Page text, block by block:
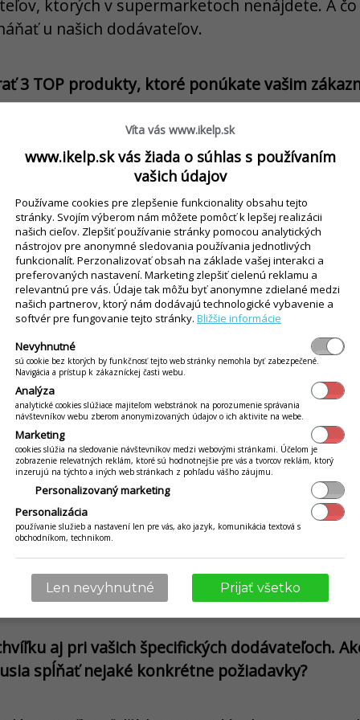
ktorých v supermarketoch nenájdete. A
u našich dodávateľov.
3 TOP produkty, ktoré ponúkate vašim
dezert s čokoládou. Je absolútnym
rodinnej farmy až pri Valašskom Meziříčí, ktorá
paradoxne sa tak trafili do chute Seničanov,
ho rodina Masaříkov v Uherskom Hradišti už
vnučky, ktoré sú štvrtou generáciou
chlieb, už sa v pekárni objavuje aj piata
– súkané v Pekárni Pagáčik rodinou
do dokonalosti. Cesto sa krásne odlupuje a je
pohľad, aj keď je možné, že odpovede sa
Ktoré produkty sú vo vašich potravinách
na kváskovanie, keďže veľa ľudí je doma a
chlebíka. Veľmi dobre sa nám začalo
na princíp „radšej menej, ale kvalitne” a
spracovanie a v konečnom dôsledku aj chuť.
aj pri vašich špecifických dodávateľoch.
spĺňať nejaké konkrétne požiadavky?
Víta vás www.ikelp.sk
www.ikelp.sk vás žiada o súhlas s používaním
vašich údajov
Používame cookies pre zlepšenie funkcionality obsahu tejto
stránky. Svojím výberom nám môžete pomôcť k lepšej realizácii
našich cieľov. Zlepšiť používanie stránky pomocou analytických
nástrojov pre anonymné sledovania používania jednotlivých
funkcionalít. Perzonalizovať obsah na základe vašej interakci a
preferovaných nastavení. Marketing zlepšiť cielenú reklamu a
relevantnú pre vás. Údaje tak môžu byť anonymne zdielané medzi
našich partnerov, ktorý nám dodávajú technologické vybavenie a
softvér pre fungovanie tejto stránky. Bližšie informácie
Nevyhnutné
sú cookie bez ktorých by funkčnosť tejto web stránky nemohla byť zabezpečené.
Navigácia a prístup k zákazníckej časti webu.
Analýza
analytické cookies slúžiace majiteľom webstránok na porozumenie správania
návštevníkov webu zberom anonymizovaných údajov o ich aktivite na webe.
Marketing
cookies slúžia na sledovanie návštevníkov medzi webovými stránkami. Účelom je
zobrazenie relevatných reklám, ktoré sú hodnotnejšie pre vás a tvorcov reklám, ktorý
inzerujú na týchto a iných web stránkach z pohľadu vášho záujmu.
Personalizovaný marketing
Personalizácia
používanie služieb a nastavení len pre vás, ako jazyk, komunikácia textová s
obchodníkom, technikom.
Len nevyhnutné Prijať všetko